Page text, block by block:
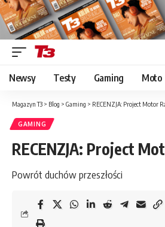
Newsy Testy Gaming Moto
Magazyn T3 > Blog > Gaming > RECENZJA: Project Motor
GAMING
RECENZJA: Project
Powrót duchów przeszłości